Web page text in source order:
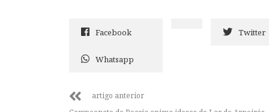
Facebook Twitter
Whatsapp
artigo anterior